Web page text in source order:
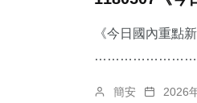
《今日國內重點
簡安 2026